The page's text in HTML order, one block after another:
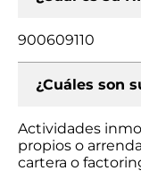
900609110
¿Cuáles son
Actividades
propios o
cartera o